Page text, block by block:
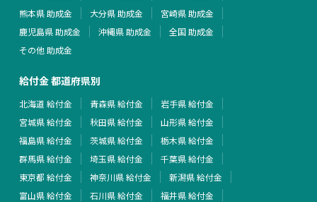
熊本県 助成金
大分県 助成金
宮崎県 助成金
鹿児島県 助成金
沖縄県 助成金
全国 助成金
その他 助成金
給付金 都道府県別
北海道 給付金 青森県 給付金
岩手県 給付金
宮城県 給付金
秋田県 給付金
山形県 給付金
福島県 給付金
茨城県 給付金
栃木県 給付金
群馬県 給付金
埼玉県 給付金
千葉県 給付金
東京都 給付金
神奈川県 給付金
新潟県 給付金
富山県 給付金
石川県 給付金
福井県 給付金